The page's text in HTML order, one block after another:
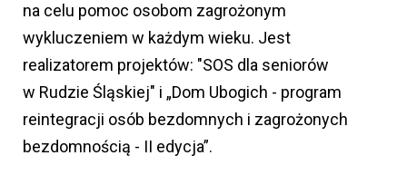
na celu pomoc osobom zagrożonym
wykluczeniem w każdym wieku. Jest
realizatorem projektów: "SOS dla seniorów
w Rudzie Śląskiej" i „Dom Ubogich - program
reintegracji osób bezdomnych i zagrożonych
bezdomnością - II edycja”.